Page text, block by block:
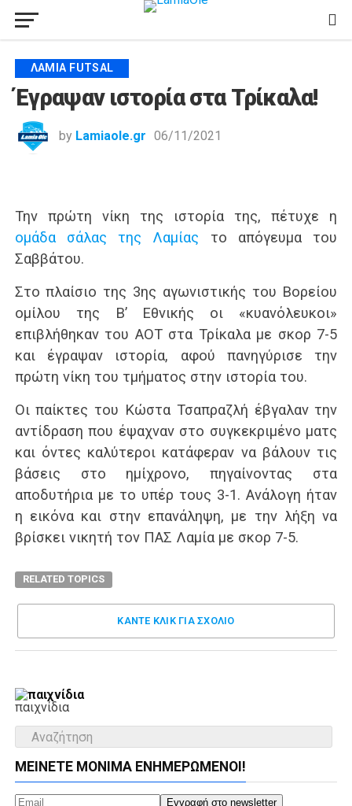
ΛΑΜΊΑ FUTSAL
Έγραψαν ιστορία στα Τρίκαλα!
by Lamiaole.gr 06/11/2021
Την πρώτη νίκη της ιστορία της, πέτυχε η
ομάδα σάλας της Λαμίας το απόγευμα του
Σαββάτου.
Στο πλαίσιο της 3ης αγωνιστικής του Βορείου
ομίλου της Β’ Εθνικής οι «κυανόλευκοι»
επιβλήθηκαν του ΑΟΤ στα Τρίκαλα με σκορ 7-5
και έγραψαν ιστορία, αφού πανηγύρισε την
πρώτη νίκη του τμήματος στην ιστορία του.
Οι παίκτες του Κώστα Τσαπραζλή έβγαλαν την
αντίδραση που έψαχναν στο συγκεκριμένο ματς
και όντες καλύτεροι κατάφεραν να βάλουν τις
βάσεις στο ημίχρονο, πηγαίνοντας στα
αποδυτήρια με το υπέρ τους 3-1. Ανάλογη ήταν
η εικόνα και στην επανάληψη, με την λήξη να
βρίσκει νικητή τον ΠΑΣ Λαμία με σκορ 7-5.
RELATED TOPICS
ΚΑΝΤΕ ΚΛΊΚ ΓΙΑ ΣΧΌΛΙΟ
παιχνίδια
ΜΕΊΝΕΤΕ ΜΌΝΙΜΑ ΕΝΗΜΕΡΏΜΕΝΟΙ!